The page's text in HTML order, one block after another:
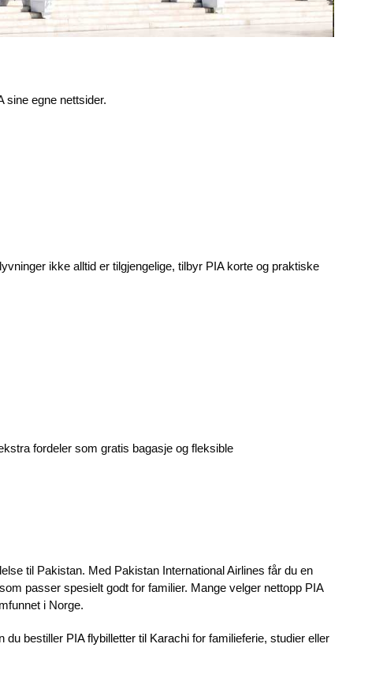
sine egne nettsider.
ikke alltid er tilgjengelige, tilbyr PIA korte og praktiske
fordeler som gratis bagasje og fleksible
til Pakistan. Med Pakistan International Airlines får du en
passer spesielt godt for familier. Mange velger nettopp PIA
i Norge.
du bestiller PIA flybilletter til Karachi for familieferie, studier eller